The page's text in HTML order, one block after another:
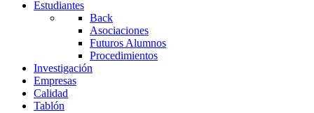
Estudiantes
Back
Asociaciones
Futuros Alumnos
Procedimientos
Investigación
Empresas
Calidad
Tablón